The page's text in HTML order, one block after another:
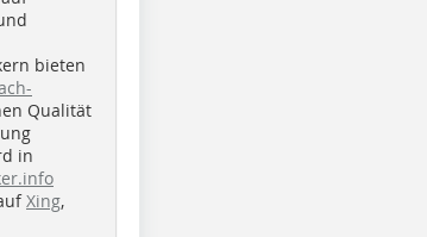
bieten
Qualität
in
Xing,